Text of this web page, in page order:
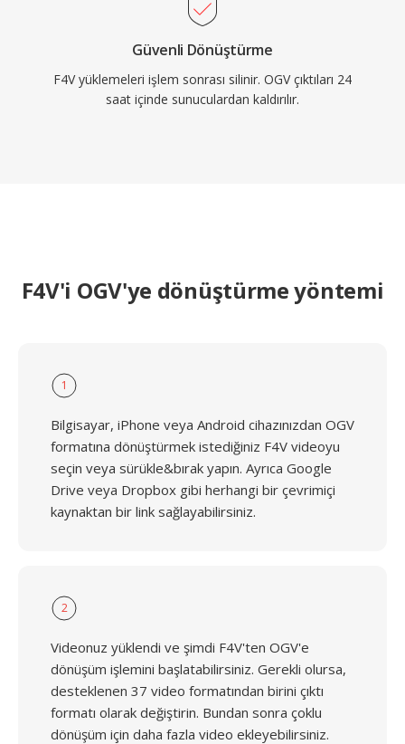
Güvenli Dönüştürme
F4V yüklemeleri işlem sonrası silinir. OGV çıktıları 24
saat içinde sunuculardan kaldırılır.
F4V'i OGV'ye dönüştürme yöntemi
1
Bilgisayar, iPhone veya Android cihazınızdan OGV
formatına dönüştürmek istediğiniz F4V videoyu
seçin veya sürükle&bırak yapın. Ayrıca Google
Drive veya Dropbox gibi herhangi bir çevrimiçi
kaynaktan bir link sağlayabilirsiniz.
2
Videonuz yüklendi ve şimdi F4V'ten OGV'e
dönüşüm işlemini başlatabilirsiniz. Gerekli olursa,
desteklenen 37 video formatından birini çıktı
formatı olarak değiştirin. Bundan sonra çoklu
dönüşüm için daha fazla video ekleyebilirsiniz.